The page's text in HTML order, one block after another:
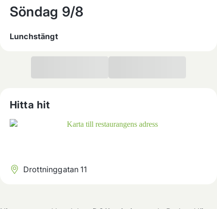
Söndag 9/8
Lunchstängt
Hitta hit
Drottninggatan 11